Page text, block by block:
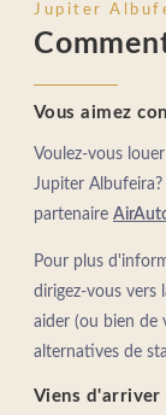
Jupiter
Vous aimez
Voulez-vous
Jupiter
partenaire
Pour plus
dirigez-vous vers
aider (ou bien de
alternatives de
Viens d'arriver